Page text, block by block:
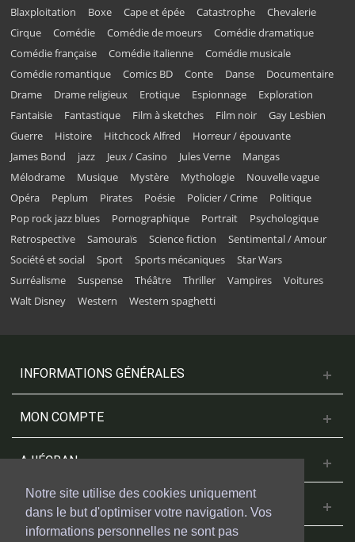
Notre site utilise des cookies uniquement
dans le but d'optimiser votre navigation. Vos
informations personnelles ne sont pas
Blaxploitation
Boxe Cape et épée Catastrophe
Chevalerie
Cirque
Comédie Comédie de moeurs
Comédie dramatique
Comédie française
Comédie italienne
Comédie musicale
Comédie romantique
Comics BD Conte Danse
Documentaire
Drame
Drame religieux Erotique Espionnage
Exploration
Fantaisie
Fantastique Film à sketches Film noir
Gay Lesbien
Guerre
Histoire Hitchcock Alfred
Horreur / épouvante
James Bond
jazz Jeux / Casino Jules Verne
Mangas
Mélodrame
Musique Mystère Mythologie
Nouvelle vague
Opéra
Peplum Pirates Poésie Policier / Crime
Politique
Pop rock jazz blues
Pornographique Portrait
Psychologique
Retrospective
Samouraïs Science fiction
Sentimental / Amour
Société et social
Sport Sports mécaniques
Star Wars
Surréalisme
Suspense Théâtre Thriller Vampires
Voitures
Walt Disney
Western Western spaghetti
INFORMATIONS GÉNÉRALES
MON COMPTE
A L'ÉCRAN
NOUS CONTACTER